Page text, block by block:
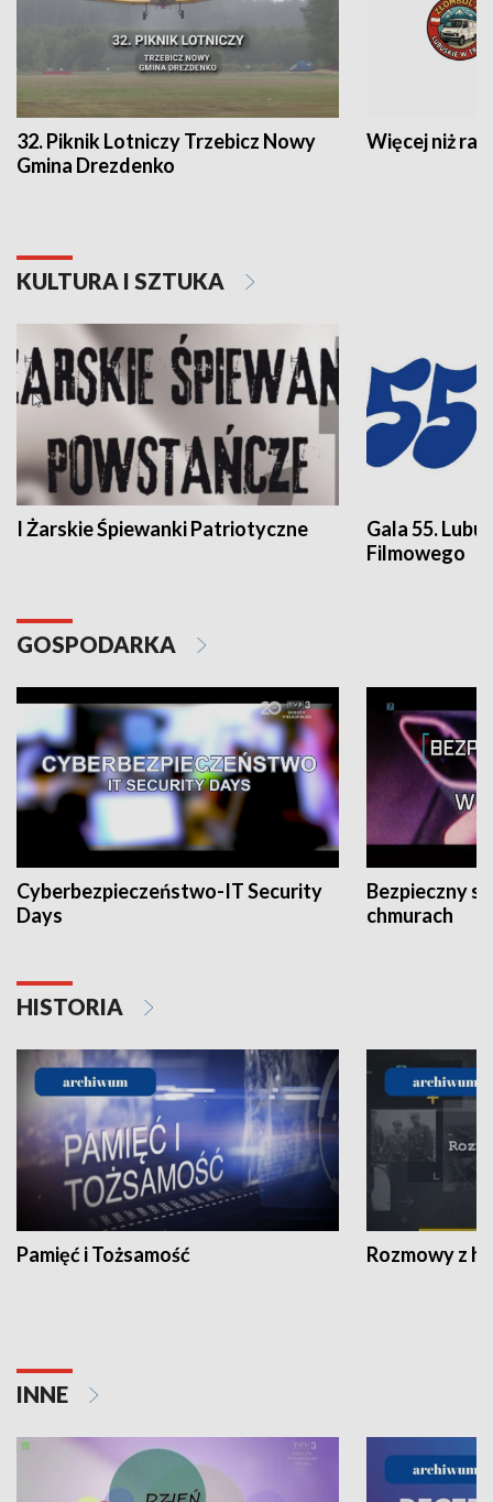
32. Piknik Lotniczy Trzebicz Nowy
Gmina Drezdenko
Więcej niż rajd
KULTURA I SZTUKA
I Żarskie Śpiewanki Patriotyczne
Gala 55.
Filmowego
GOSPODARKA
Cyberbezpieczeństwo-IT Security
Days
Bezpieczny
chmurach
HISTORIA
Pamięć i Tożsamość Rozmowy z
INNE